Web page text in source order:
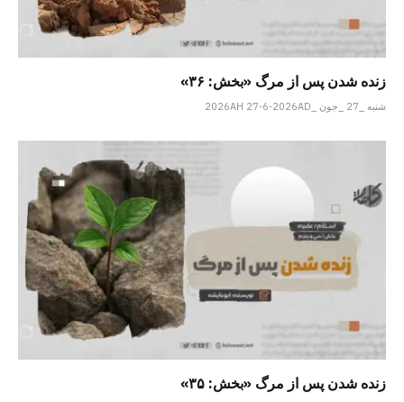
زنده شدن پس از مرگ «بخش: ۳۶»
شنبه _27 _جون _2026AH 27-6-2026AD
زنده شدن پس از مرگ «بخش: ۳۵»